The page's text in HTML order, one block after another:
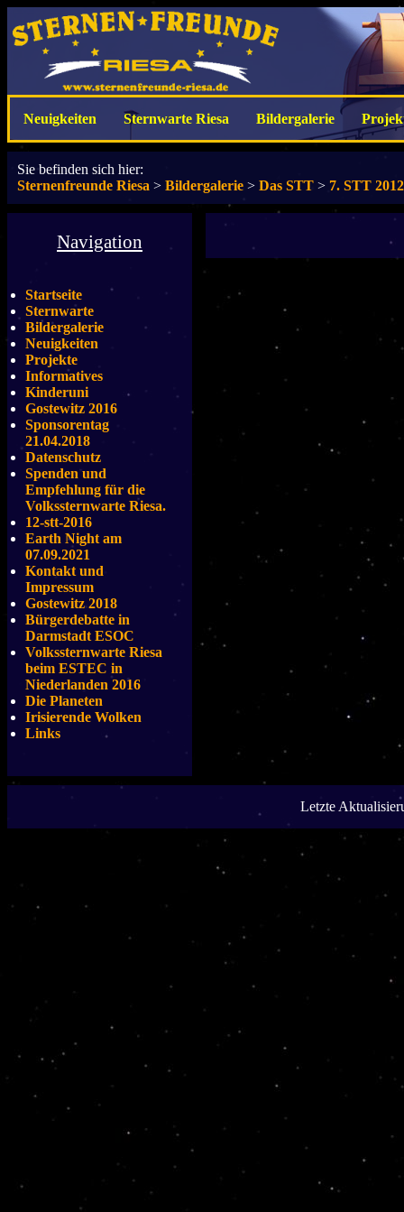
Neuigkeiten Sternwarte Riesa Bildergalerie
Sie befinden sich hier:
Sternenfreunde Riesa > Bildergalerie > Das STT > 7. STT 2012
Navigation
Startseite
Sternwarte
Bildergalerie
Neuigkeiten
Projekte
Informatives
Kinderuni
Gostewitz 2016
Sponsorentag
21.04.2018
Datenschutz
Spenden und
Empfehlung für die
Volkssternwarte Riesa.
12-stt-2016
Earth Night am
07.09.2021
Kontakt und
Impressum
Gostewitz 2018
Bürgerdebatte in
Darmstadt ESOC
Volkssternwarte Riesa
beim ESTEC in
Niederlanden 2016
Die Planeten
Irisierende Wolken
Links
Letzte